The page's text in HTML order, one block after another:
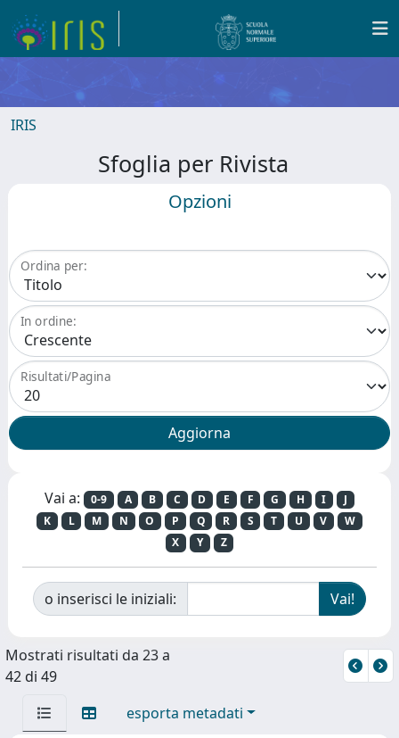
IRIS
Sfoglia per Rivista
Opzioni
Ordina per:
In ordine:
Risultati/Pagina
Vai a: 0-9 A B C D E F G H I
J
K
L M N O P Q R S T U V
W
X
Y Z
o inserisci le iniziali:
Mostrati risultati da 23 a
42 di 49
esporta metadati